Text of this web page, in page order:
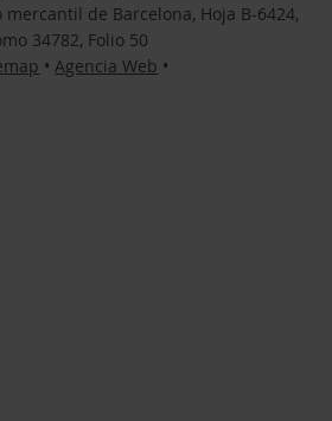
de Barcelona, Hoja B-6424,
34782, Folio 50
•Agencia Web •